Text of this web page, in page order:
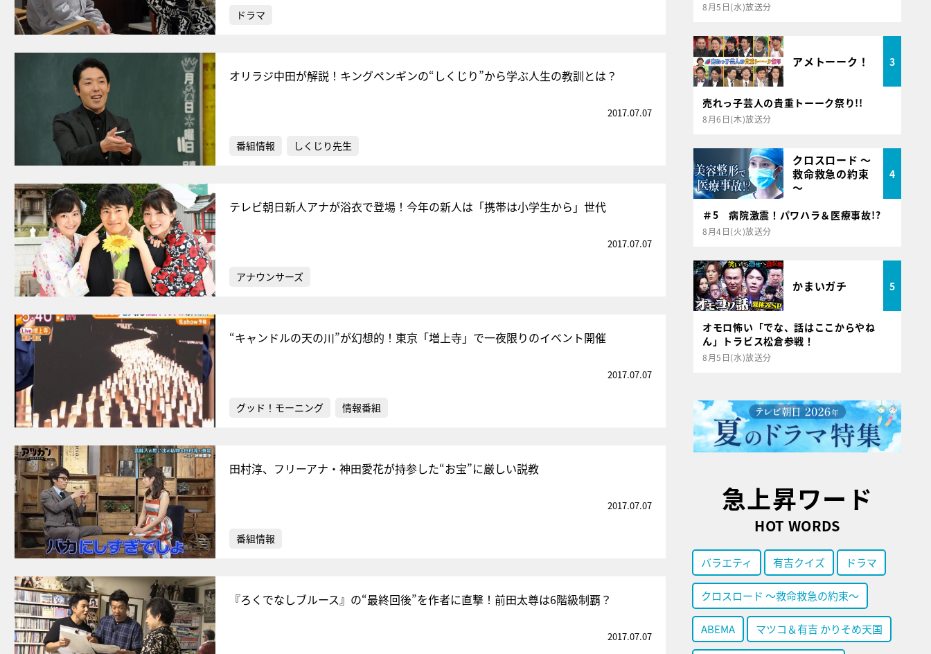
ドラマ
オリラジ中田が解説！キングペンギンの“しくじり”から学ぶ人生の教訓とは？
2017.07.07
番組情報 しくじり先生
テレビ朝日新人アナが浴衣で登場！今年の新人は「携帯は小学生から」世代
2017.07.07
アナウンサーズ
“キャンドルの天の川”が幻想的！東京「増上寺」で一夜限りのイベント開催
2017.07.07
グッド！モーニング 情報番組
田村淳、フリーアナ・神田愛花が持参した“お宝”に厳しい説教
2017.07.07
番組情報
『ろくでなしブルース』の“最終回後”を作者に直撃！前田太尊は6階級制覇？
2017.07.07
8月5日(水)放送分
アメトーーク！ 3
売れっ子芸人の貴重トーーク祭り!!
8月6日(木)放送分
クロスロード ～
救命救急の約束
～
4
＃5 病院激震！パワハラ＆医療事故!?
8月4日(火)放送分
かまいガチ 5
オモロ怖い「でな、話はここからやね
ん」トラビス松倉参戦！
8月5日(水)放送分
急上昇ワード
HOT WORDS
バラエティ 有吉クイズ ドラマ
クロスロード ～救命救急の約束～
ABEMA マツコ＆有吉 かりそめ天国